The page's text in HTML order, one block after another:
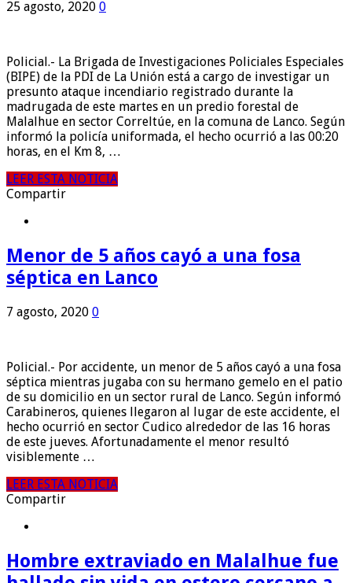
25 agosto, 2020 0
Policial.- La Brigada de Investigaciones Policiales Especiales
(BIPE) de la PDI de La Unión está a cargo de investigar un
presunto ataque incendiario registrado durante la
madrugada de este martes en un predio forestal de
Malalhue en sector Correltúe, en la comuna de Lanco. Según
informó la policía uniformada, el hecho ocurrió a las 00:20
horas, en el Km 8, …
LEER ESTA NOTICIA
Compartir
Menor de 5 años cayó a una fosa
séptica en Lanco
7 agosto, 2020 0
Policial.- Por accidente, un menor de 5 años cayó a una fosa
séptica mientras jugaba con su hermano gemelo en el patio
de su domicilio en un sector rural de Lanco. Según informó
Carabineros, quienes llegaron al lugar de este accidente, el
hecho ocurrió en sector Cudico alrededor de las 16 horas
de este jueves. Afortunadamente el menor resultó
visiblemente …
LEER ESTA NOTICIA
Compartir
Hombre extraviado en Malalhue fue